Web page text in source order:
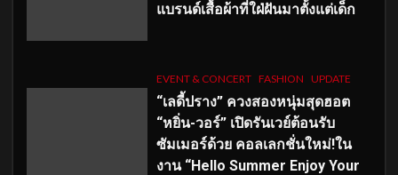
แบรนด์เสื้อผ้าที่ใฝ่ฝันมาตั้งแต่เด็ก
EVENT & CONCERT FASHION UPDATE
“เลดี้ปราง” ควงสองหนุ่มสุดฮอต
“หยิ่น-วอร์” เปิดรันเวย์ต้อนรับ
ซัมเมอร์ด้วย คอลเลกชั่นใหม่!ใน
งาน “Hello Summer Enjoy Your